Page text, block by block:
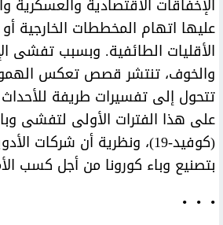
الإخفاقات الاقتصادية
عليها اتهام المخططات الخارجية
الأقليات الطائفية. وبسبب تفشى
والخوف، تنتشر قصص تعكس
تتحول إلى تفسيرات طريفة للأحداث
على هذا الفترات الأولى لتفشى
(كوفيد-19)، ونظرية أن شركات
بتصنيع وباء كورونا من أجل كسب
• • •